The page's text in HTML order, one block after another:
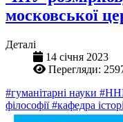
московської
Деталі
14 січня 2023
Перегляди:
#гуманітарні науки #ННІ
філософії#кафедра